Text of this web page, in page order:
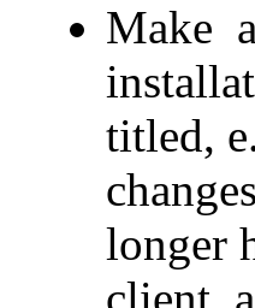
Make
titled,
longer